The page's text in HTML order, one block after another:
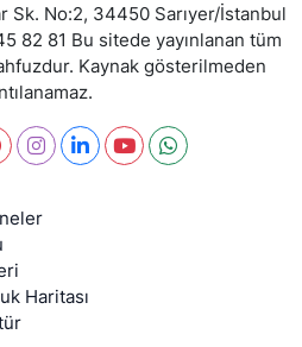
Sk. No:2, 34450 Sarıyer/İstanbul
82 81 Bu sitede yayınlanan tüm
Kaynak gösterilmeden
Haritası